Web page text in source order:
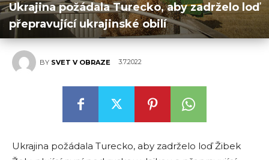
Ukrajina požádala Turecko, aby zadrželo loď
přepravující ukrajinské obilí
BY SVET V OBRAZE 3.7.2022
Ukrajina požádala Turecko, aby zadrželo loď Žibek